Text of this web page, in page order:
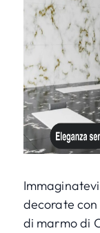
decorate
di marmo di